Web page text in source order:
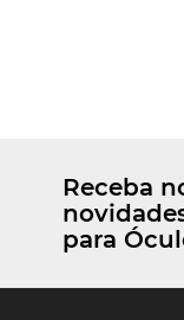
Receba
para